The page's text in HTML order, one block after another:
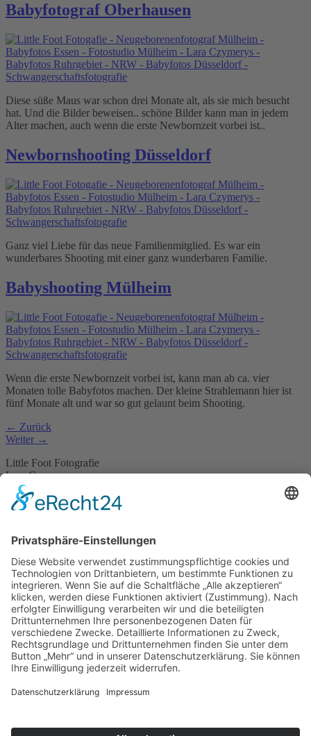
Babyfotograf Oberhausen
Diese süße Maus war schon drei Monate alt, als sie mich besucht
hat. Und die Bilder beweisen.. schöne Bilder kann man in jedem
Alter machen, auch wenn die erste Newbornzeit vorbei ist..
Newbornshooting Düsseldorf
Ganz viel Liebe für das neue Familienmitglied. Es war ein
wunderbares Shooting mit einer ganz wunderbaren Familie.
Babyshooting Mülheim
Wenn die erste Newbornzeit vorbei ist, kann man ab ca. vier
Monaten tolle Babyfotos machen. Der kleine Strahlemann hier ist
fünf Monate alt und war so gut gelaunt beim Shooting.
← Zurück
Weiter →
Little Foot Fotografie
Lara Czymerys
Martinstraße 15
45473 Mülheim an der Ruhr
Telefon . 0208 – 778 666 56
Mobil . 0176 – 244 86 222
E-Mail . info@littlefoot-fotografie.de
Impressum
Datenschutz
Cookie-Einstellungen
Home
Pakete & Preise
Newborn
Babybauch